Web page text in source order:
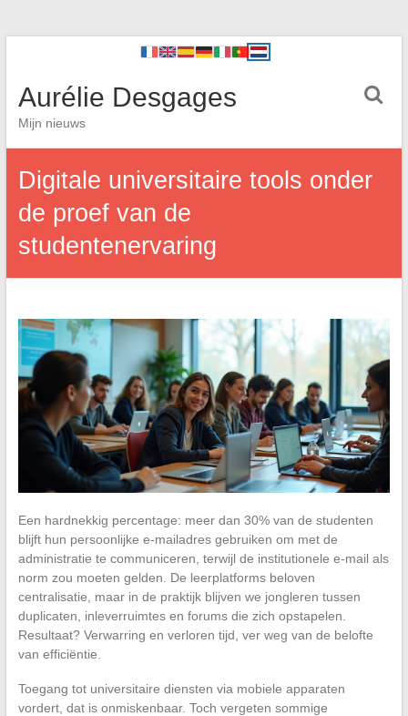
Aurélie Desgages
Mijn nieuws
Digitale universitaire tools onder
de proef van de
studentenervaring
Een hardnekkig percentage: meer dan 30% van de studenten
blijft hun persoonlijke e-mailadres gebruiken om met de
administratie te communiceren, terwijl de institutionele e-mail als
norm zou moeten gelden. De leerplatforms beloven
centralisatie, maar in de praktijk blijven we jongleren tussen
duplicaten, inleverruimtes en forums die zich opstapelen.
Resultaat? Verwarring en verloren tijd, ver weg van de belofte
van efficiëntie.
Toegang tot universitaire diensten via mobiele apparaten
vordert, dat is onmiskenbaar. Toch vergeten sommige